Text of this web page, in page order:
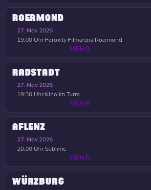
ROERMOND
27. Nov 2026
19:00 Uhr Foroxity Filmarena Roermond
MEHR
RADSTADT
27. Nov 2026
19:30 Uhr Kino im Turm
MEHR
AFLENZ
27. Nov 2026
20:00 UhrSublime
MEHR
WÜRZBURG